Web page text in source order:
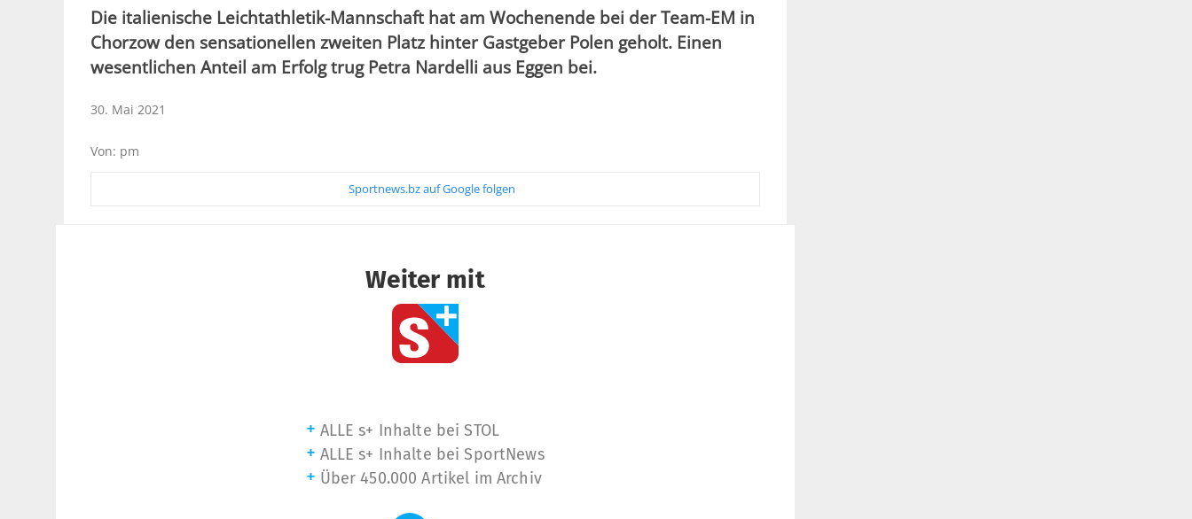
Die italienische Leichtathletik-Mannschaft hat am Wochenende bei der Team-EM in
Chorzow den sensationellen zweiten Platz hinter Gastgeber Polen geholt. Einen
wesentlichen Anteil am Erfolg trug Petra Nardelli aus Eggen bei.
30. Mai 2021
Von: pm
Sportnews.bz auf Google folgen